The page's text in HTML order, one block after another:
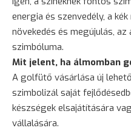
energia és szenvedély, a
növekedés és megújulás,
szimbóluma.
Mit jelent, ha álmomban
A golfütő vásárlása új
szimbolizál saját
készségek elsajátítására
vállalására.